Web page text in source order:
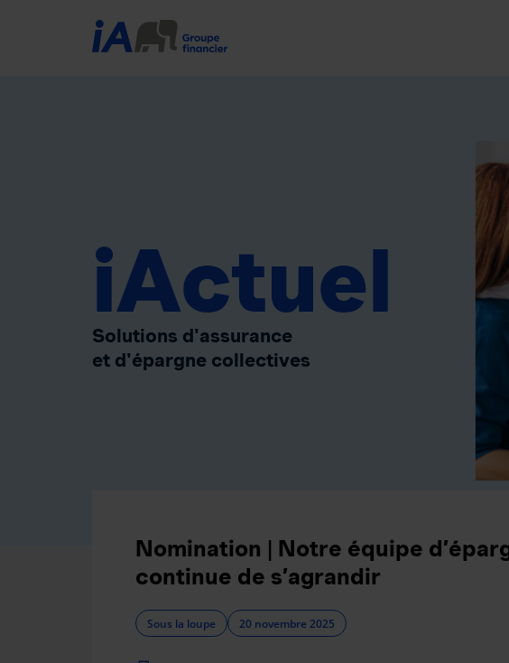
iActuel
Solutions d'assurance
et d'épargne collectives
Nomination | Notre équipe
continue de s’agrandir
Sous la loupe 20 novembre 2025